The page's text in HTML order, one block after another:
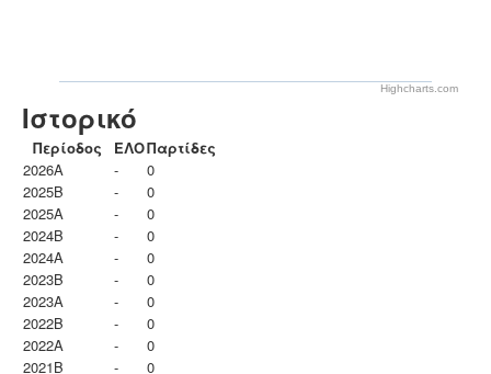
Highcharts.com
Ιστορικό
Περίοδος ΕΛΟΠαρτίδες
2026A
-
0
2025B
-
0
2025A
-
0
2024B
-
0
2024A
-
0
2023B
-
0
2023Α
-
0
2022B
-
0
2022A
-
0
2021B
- 0